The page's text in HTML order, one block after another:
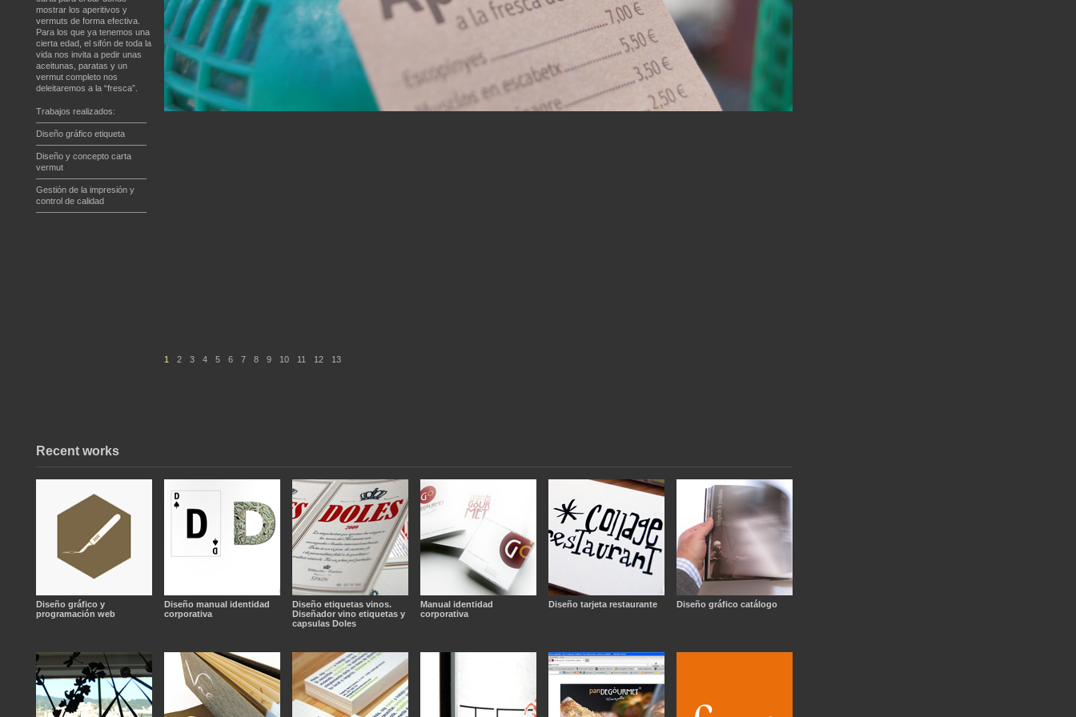
1 2 3 4 5 6 7 8 9 10 11 12 13
mostrar los aperitivos y
vermuts de forma efectiva.
Para los que ya tenemos una
cierta edad, el sifón de toda la
vida nos invita a pedir unas
aceitunas, paratas y un
vermut completo nos
deleitaremos a la “fresca”.
Trabajos realizados:
————————————–
Diseño gráfico etiqueta
————————————–
Diseño y concepto carta
vermut
————————————–
Gestión de la impresión y
control de calidad
————————————–
Recent works
Diseño gráfico y
programación web
Diseño manual identidad
corporativa
Diseño etiquetas vinos.
Diseñador vino etiquetas y
capsulas Doles
Manual identidad
corporativa
Diseño tarjeta restaurante Diseño gráfico catálogo